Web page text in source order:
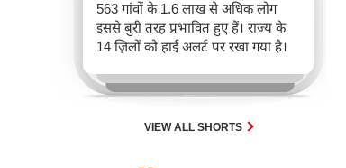
563 गांवों के 1.6 लाख से अधिक लोग
इससे बुरी तरह प्रभावित हुए हैं। राज्य के
14 ज़िलों को हाई अलर्ट पर रखा गया है।
VIEW ALL SHORTS